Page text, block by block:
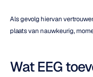
Als gevolg hiervan
plaats van nauwkeurig,
Wat EEG